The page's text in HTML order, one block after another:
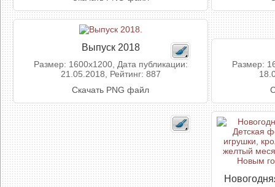
Выпуск 2018
Размер: 1600x1200, Дата публикации:
21.05.2018, Рейтинг: 887
Скачать PNG файл
Размер: